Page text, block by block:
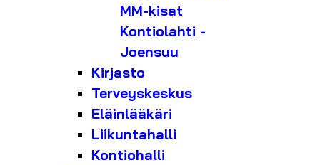
MM-kisat
Kontiolahti -
Joensuu
Kirjasto
Terveyskeskus
Eläinlääkäri
Liikuntahalli
Kontiohalli